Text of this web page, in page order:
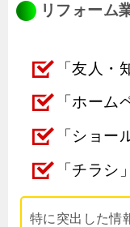
リフォーム
「友人・
「ホーム
「ショー
「チラシ」
特に突出した情